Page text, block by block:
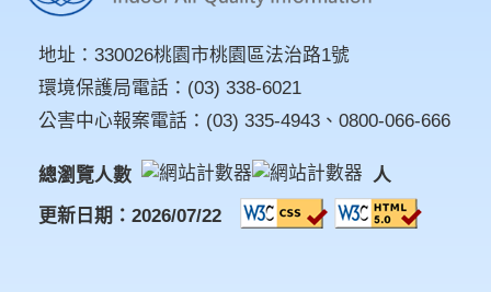
地址： 330026桃園市桃園區法治路1號
環境保護局電話： (03) 338-6021
公害中心報案電話： (03) 335-4943 、 0800-066-666
總瀏覽人數
人
更新日期：2026/07/22